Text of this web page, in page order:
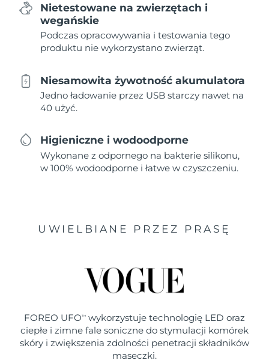
Nietestowane na zwierzętach i
wegańskie
Podczas opracowywania i testowania tego
produktu nie wykorzystano zwierząt.
Niesamowita żywotność akumulatora
Jedno ładowanie przez USB starczy nawet na
40 użyć.
Higieniczne i wodoodporne
Wykonane z odpornego na bakterie silikonu,
w 100% wodoodporne i łatwe w czyszczeniu.
UWIELBIANE PRZEZ PRASĘ
FOREO UFO TM
wykorzystuje technologię LED oraz
ciepłe i zimne fale soniczne do stymulacji komórek
skóry i zwiększenia zdolności penetracji składników
maseczki.